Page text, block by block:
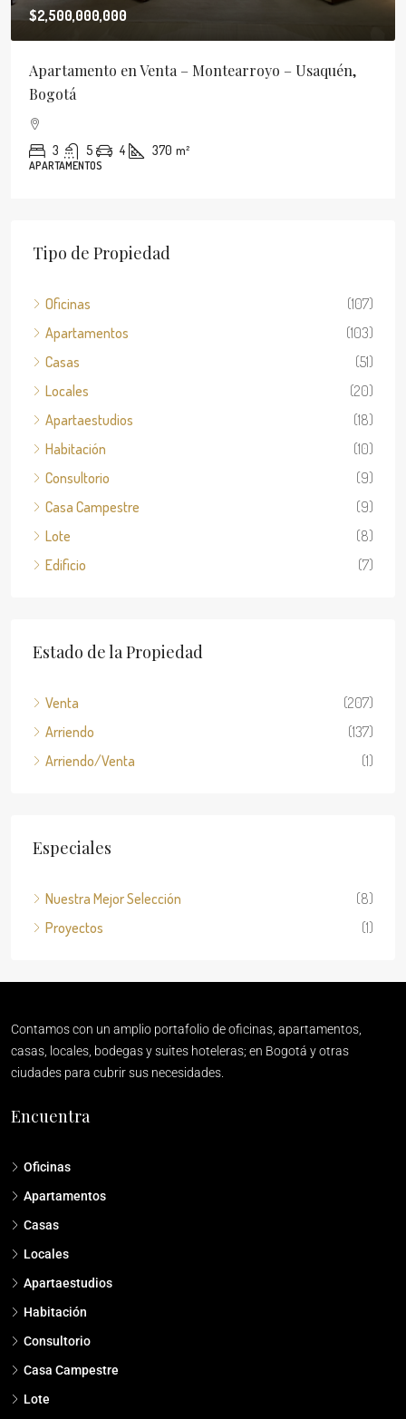
$2,500,000,000
Apartamento en Venta – Montearroyo – Usaquén,
Bogotá
3 5 4 370 m²
APARTAMENTOS
Tipo de Propiedad
Oficinas
(107)
Apartamentos
(103)
Casas
(51)
Locales
(20)
Apartaestudios
(18)
Habitación
(10)
Consultorio
(9)
Casa Campestre
(9)
Lote
(8)
Edificio
(7)
Estado de la Propiedad
Venta
(207)
Arriendo
(137)
Arriendo/Venta
(1)
Especiales
Nuestra Mejor Selección
(8)
Proyectos
(1)
Contamos con un amplio portafolio de oficinas, apartamentos,
casas, locales, bodegas y suites hoteleras; en Bogotá y otras
ciudades para cubrir sus necesidades.
Encuentra
Oficinas
Apartamentos
Casas
Locales
Apartaestudios
Habitación
Consultorio
Casa Campestre
Lote